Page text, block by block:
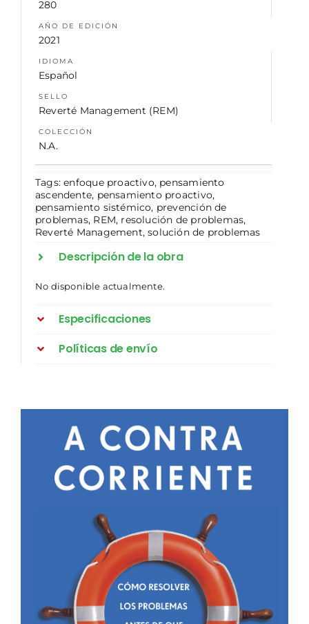
280
AÑO DE EDICIÓN
2021
IDIOMA
Español
SELLO
Reverté Management (REM)
COLECCIÓN
N.A.
Tags:enfoque proactivo, pensamiento
ascendente, pensamiento proactivo,
pensamiento sistémico, prevención de
problemas, REM, resolución de problemas,
Reverté Management,solución de problemas
Descripción de la obra
No disponible actualmente.
Especificaciones
Políticas de envío